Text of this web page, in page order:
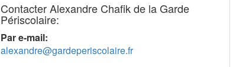
Contacter Alexandre Chafik de la Garde
Périscolaire:
Par e-mail:
alexandre@gardeperiscolaire.fr